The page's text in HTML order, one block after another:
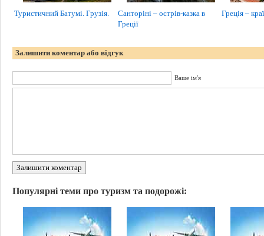
Туристичний Батумі. Грузія.
Санторіні – острів-казка в
Греції
Греція –
Залишити коментар або відгук
Ваше ім'я
Залишити коментар
Популярні теми про туризм та подорожі: